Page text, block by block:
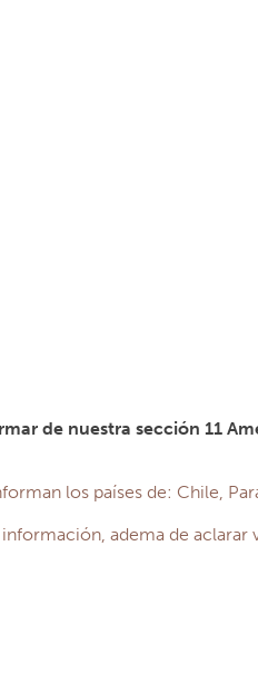
de nuestra sección 11
los países de: Chile,
adema de aclarar